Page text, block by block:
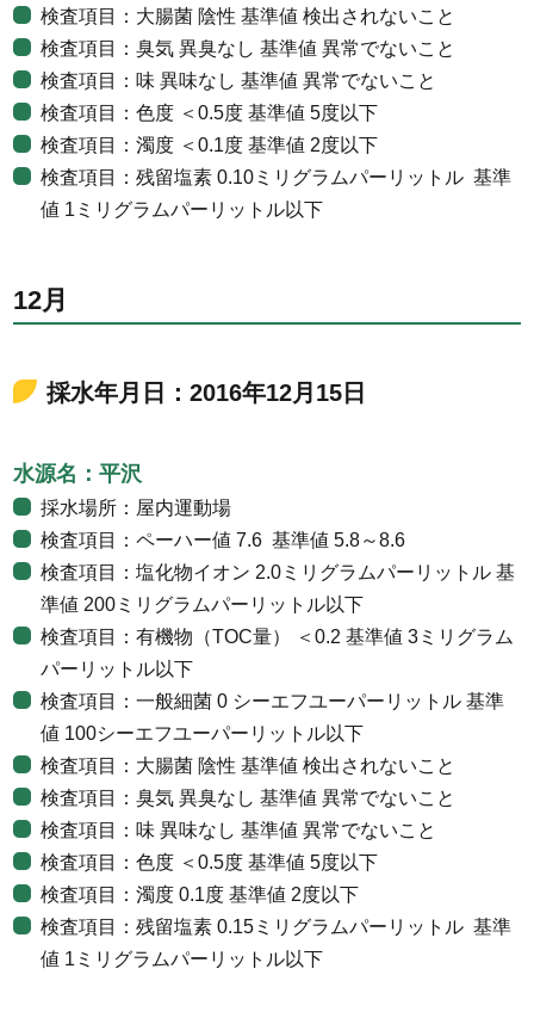
検査項目：大腸菌 陰性 基準値 検出されないこと
検査項目：臭気 異臭なし 基準値 異常でないこと
検査項目：味 異味なし 基準値 異常でないこと
検査項目：色度 ＜0.5度 基準値 5度以下
検査項目：濁度 ＜0.1度 基準値 2度以下
検査項目：残留塩素 0.10ミリグラムパーリットル 基準
値 1ミリグラムパーリットル以下
12月
採水年月日：2016年12月15日
水源名：平沢
採水場所：屋内運動場
検査項目：ペーハー値 7.6 基準値 5.8～8.6
検査項目：塩化物イオン 2.0ミリグラムパーリットル 基
準値 200ミリグラムパーリットル以下
検査項目：有機物（TOC量） ＜0.2 基準値 3ミリグラム
パーリットル以下
検査項目：一般細菌 0 シーエフユーパーリットル 基準
値 100シーエフユーパーリットル以下
検査項目：大腸菌 陰性 基準値 検出されないこと
検査項目：臭気 異臭なし 基準値 異常でないこと
検査項目：味 異味なし 基準値 異常でないこと
検査項目：色度 ＜0.5度 基準値 5度以下
検査項目：濁度 0.1度 基準値 2度以下
検査項目：残留塩素 0.15ミリグラムパーリットル 基準
値 1ミリグラムパーリットル以下